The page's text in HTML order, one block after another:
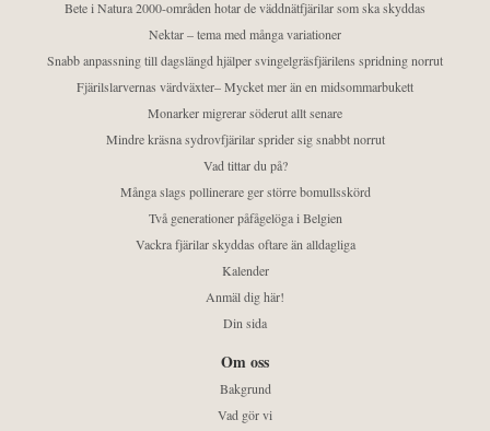
Bete i Natura 2000-områden hotar de väddnätfjärilar som ska skyddas
Nektar – tema med många variationer
Snabb anpassning till dagslängd hjälper svingelgräsfjärilens spridning norrut
Fjärilslarvernas värdväxter– Mycket mer än en midsommarbukett
Monarker migrerar söderut allt senare
Mindre kräsna sydrovfjärilar sprider sig snabbt norrut
Vad tittar du på?
Många slags pollinerare ger större bomullsskörd
Två generationer påfågelöga i Belgien
Vackra fjärilar skyddas oftare än alldagliga
Kalender
Anmäl dig här!
Din sida
Om oss
Bakgrund
Vad gör vi